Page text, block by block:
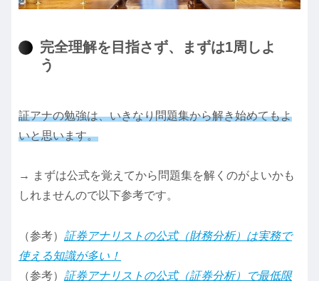
完全理解を目指さず、まずは1周しよ
う
証アナの勉強は、いきなり問題集から解き始めてもよ
いと思います。
→ まずは公式を覚えてから問題集を解くのがよいかも
しれませんので以下参考です。
（参考） 証券アナリストの公式（財務分析）は実務で
使える知識が多い！
（参考） 証券アナリストの公式（証券分析）で最低限